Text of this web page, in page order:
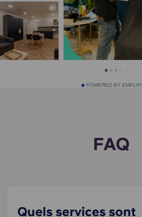
POWERED BY EMPLIFI
FAQ
Quels services sont